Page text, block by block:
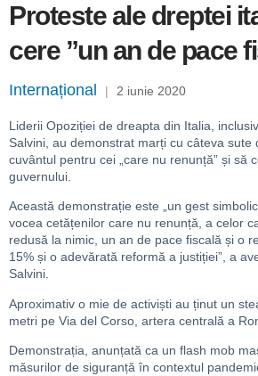
Proteste ale dreptei
cere ”un an de pace
Internațional | 2 iunie 2020
Liderii Opoziției de dreapta din Italia,
Salvini, au demonstrat marți cu câteva sute
cuvântul pentru cei „care nu renunță” și să
guvernului.
Această demonstrație este „un gest
vocea cetățenilor care nu renunță, a celor
redusă la nimic, un an de pace fiscală și o
15% și o adevărată reformă a justiției”, a
Salvini.
Aproximativ o mie de activiști au ținut un
metri pe Via del Corso, artera centrală a
Demonstrația, anunțată ca un flash mob
măsurilor de siguranță în contextul